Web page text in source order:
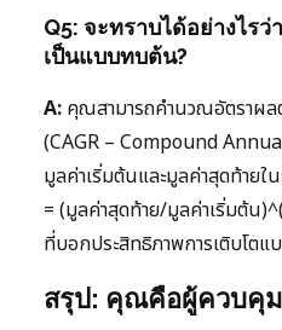
Q5: จะทราบได้อย่างไร
เป็นแบบทบต้น?
A: คุณสามารถคำนวณอัตราผ
(CAGR – Compound
มูลค่าเริ่มต้นและมูลค่าสุดท้ายใ
= (มูลค่าสุดท้าย/มูลค่าเริ่มต้น
ที่บอกประสิทธิภาพการเติบโ
สรุป: คุณคือผู้ควบคุ